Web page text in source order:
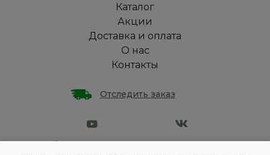
Каталог
Акции
Доставка и оплата
О нас
Контакты
Отследить заказ